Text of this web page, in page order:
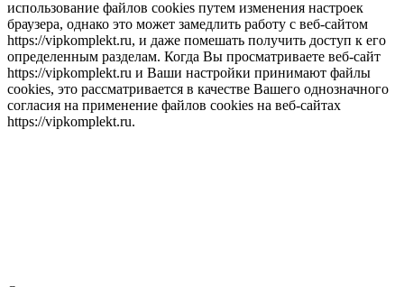
использование файлов cookies путем изменения настроек
браузера, однако это может замедлить работу с веб-сайтом
https://vipkomplekt.ru, и даже помешать получить доступ к его
определенным разделам. Когда Вы просматриваете веб-сайт
https://vipkomplekt.ru и Ваши настройки принимают файлы
cookies, это рассматривается в качестве Вашего однозначного
согласия на применение файлов cookies на веб-сайтах
https://vipkomplekt.ru.